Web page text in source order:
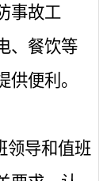
事故工
、餐饮等
便利。
领导和值班